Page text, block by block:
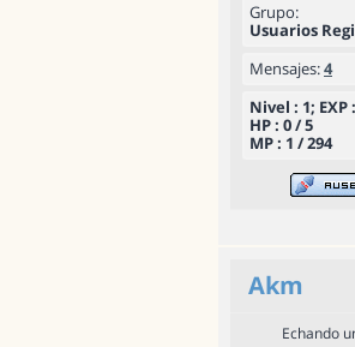
Grupo:
Usuarios
Mensajes:4
Nivel : 1; EXP
HP : 0 / 5
MP : 1 / 294
Akm
Echando